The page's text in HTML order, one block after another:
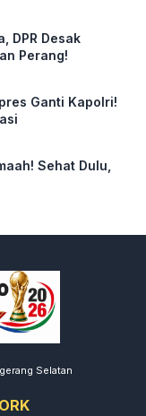
DPR Desak
Perang!
Ganti Kapolri!
Sehat Dulu,
Selatan